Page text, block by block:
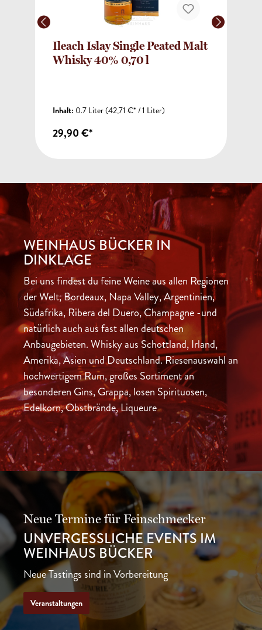
Ileach Islay Single Peated Malt
Whisky 40% 0,70 l
Inhalt: 0.7 Liter(42,71 €* / 1 Liter)
29,90 €*
WEINHAUS BÜCKER IN
DINKLAGE
Bei uns findest du feine Weine aus allen Regionen
der Welt, Bordeaux, Napa Valley, Argentinien,
Südafrika, Ribera del Duero, Champagne -und
natürlich auch aus fast allen deutschen
Anbaugebieten. Whisky aus Schottland, Irland,
Amerika, Asien und Deutschland. Riesenauswahl an
hochwertigem Rum, großes Sortiment an
besonderen Gins, Grappa, losen Spirituosen,
Edelkorn, Obstbrände, Liqueure
Neue Termine für Feinschmecker
UNVERGESSLICHE EVENTS IM
WEINHAUS BÜCKER
Neue Tastings sind in Vorbereitung
Veranstaltungen